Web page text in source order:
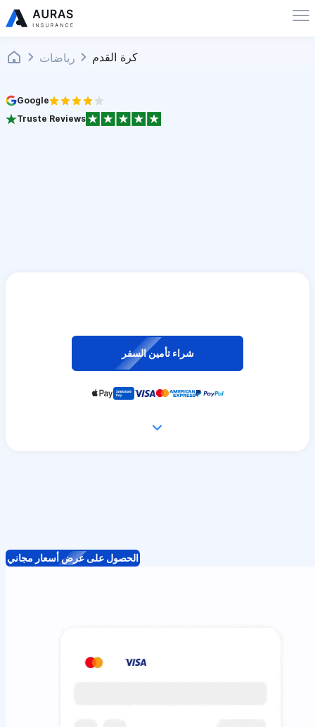
رياضات كرة القدم
Google
Truste Reviews
شراء تأمين السفر
الحصول على عرض أسعار مجاني